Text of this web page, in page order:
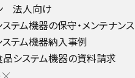
法人向け
テム機器の保守・メンテナンス
テム機器納入事例
システム機器の資料請求